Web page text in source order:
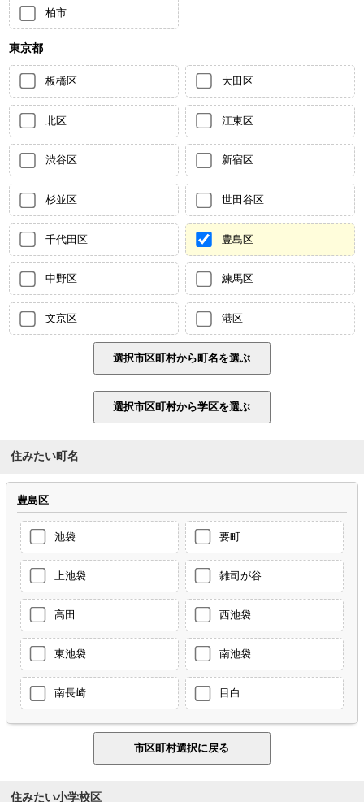
柏市
東京都
板橋区 大田区
北区 江東区
渋谷区 新宿区
杉並区 世田谷区
千代田区 豊島区
中野区 練馬区
文京区 港区
住みたい町名
豊島区
池袋 要町
上池袋 雑司が谷
高田 西池袋
東池袋 南池袋
南長崎 目白
住みたい小学校区